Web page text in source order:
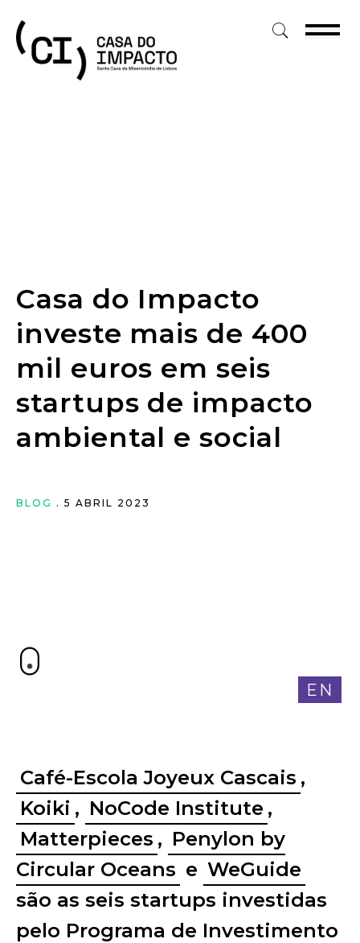
content
Casa do Impacto
investe mais de 400
mil euros em seis
startups de impacto
ambiental e social
BLOG . 5 ABRIL 2023
EN
Café-Escola Joyeux Cascais ,
Koiki , NoCode Institute ,
Matterpieces , Penylon by
Circular Oceans e WeGuide
são as seis startups investidas
pelo Programa de Investimento